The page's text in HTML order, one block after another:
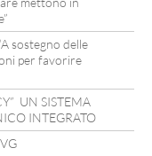
sostegno delle
per favorire
UN SISTEMA
INTEGRATO